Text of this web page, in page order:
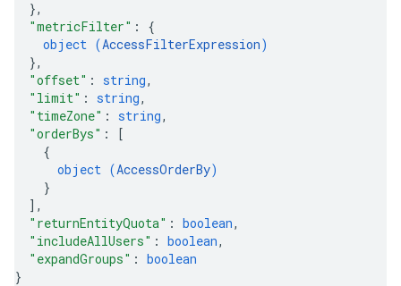
},
"metricFilter" : {
object (AccessFilterExpression)
},
"offset" : string,
"limit" : string,
"timeZone" : string,
"orderBys" :
[
{
object (AccessOrderBy)
}
] ,
"returnEntityQuota" : boolean,
"includeAllUsers" : boolean,
"expandGroups" : boolean
}